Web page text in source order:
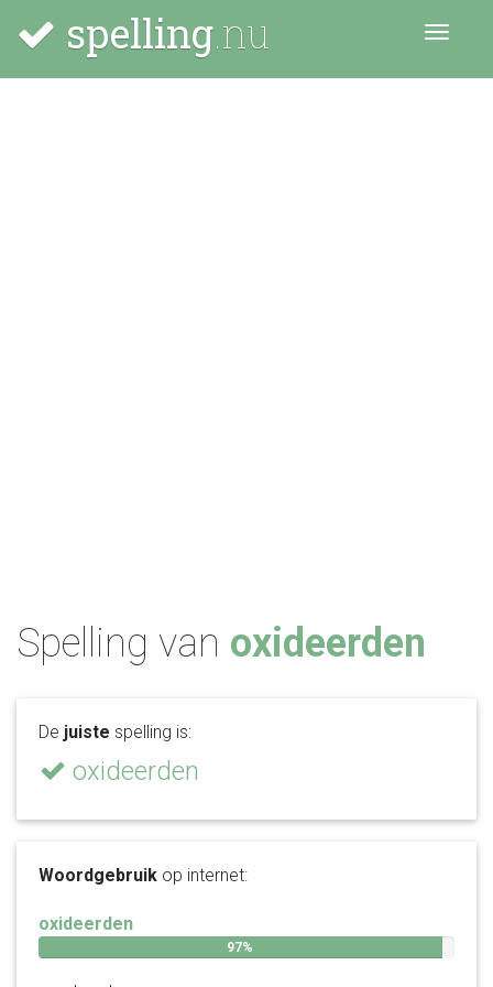
spelling.nu Menu
Spelling van oxideerden
De juiste spelling is:
oxideerden
Woordgebruik op internet:
oxideerden
97%